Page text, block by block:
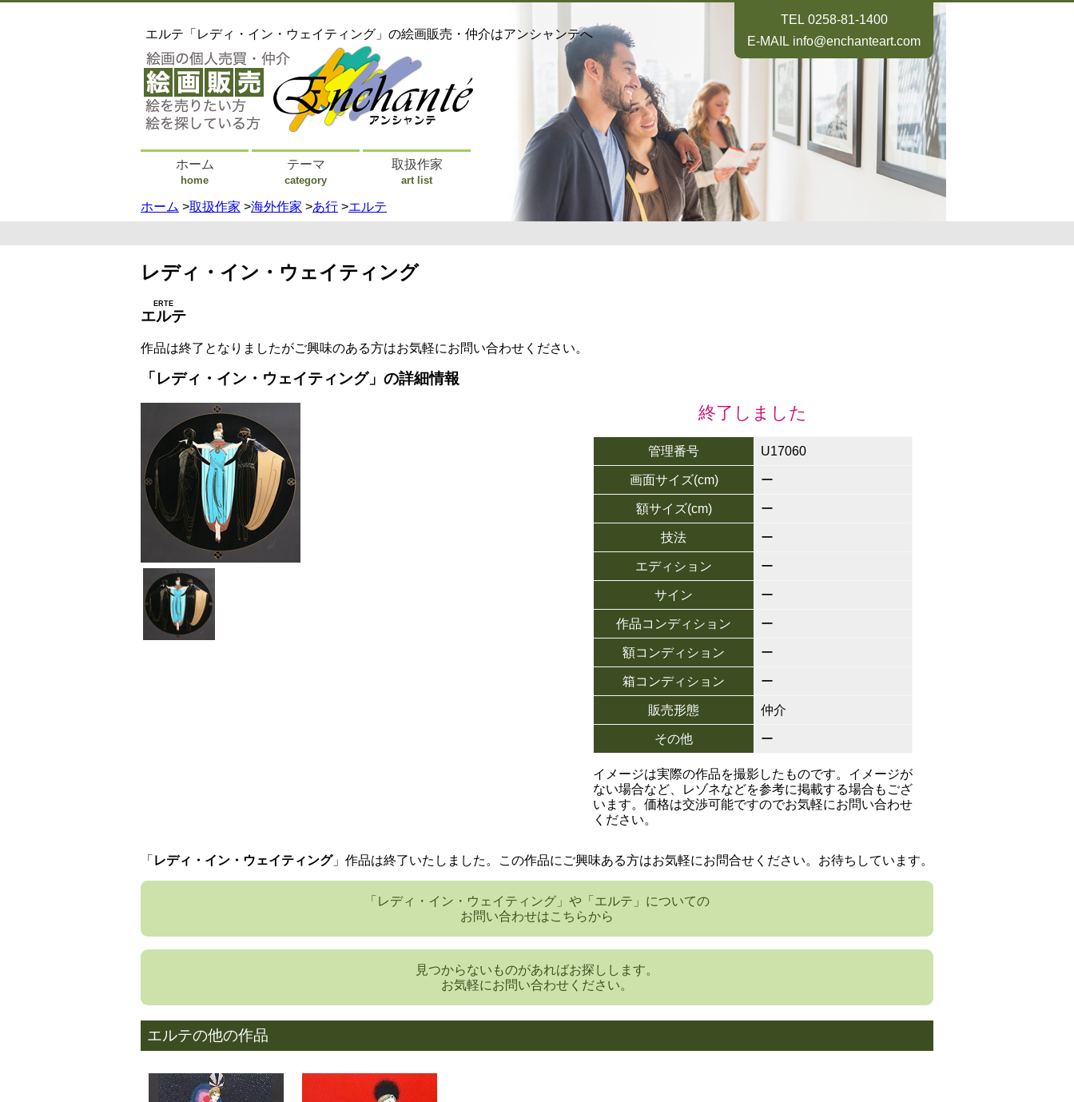
TEL 0258-81-1400
E-MAIL info@enchanteart.com
エルテ「レディ・イン・ウェイティング」の絵画販売・仲介はアンシャンテへ
ホーム
home
テーマ
category
取扱作家
art list
ホーム >取扱作家 >海外作家 >あ行 >エルテ
レディ・イン・ウェイティング
エルテ
ERTE
作品は終了となりましたがご興味のある方はお気軽にお問い合わせください。
「レディ・イン・ウェイティング」の詳細情報
終了しました
管理番号 U17060
画面サイズ(cm) ー
額サイズ(cm) ー
技法 ー
エディション ー
サイン ー
作品コンディション ー
額コンディション ー
箱コンディション ー
販売形態 仲介
その他 ー
イメージは実際の作品を撮影したものです。イメージが
ない場合など、レゾネなどを参考に掲載する場合もござ
います。価格は交渉可能ですのでお気軽にお問い合わせ
ください。
「 レディ・イン・ウェイティング」作品は終了いたしました。この作品にご興味ある方はお気軽にお問合せください。お待ちしています。
「レディ・イン・ウェイティング」や「エルテ」についての
お問い合わせはこちらから
見つからないものがあればお探しします。
お気軽にお問い合わせください。
エルテの他の作品